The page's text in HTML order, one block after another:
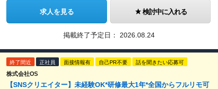
求人を見る 検討中に入れる
掲載終了予定日： 2026.08.24
終了間近 正社員 面接情報有 自己PR不要 話を聞きたい応募可
株式会社OS
【SNSクリエイター】未経験OK*研修最大1年*全国からフルリモ可